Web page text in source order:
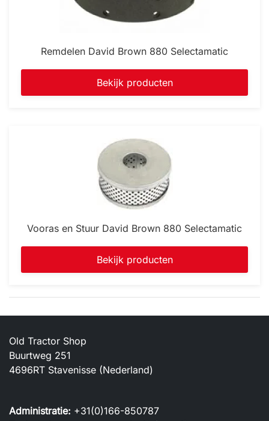
Remdelen David Brown 880 Selectamatic
Bekijk producten
Vooras en Stuur David Brown 880 Selectamatic
Bekijk producten
Old Tractor Shop
Buurtweg 251
4696RT Stavenisse (Nederland)
Administratie: +31(0)166-850787